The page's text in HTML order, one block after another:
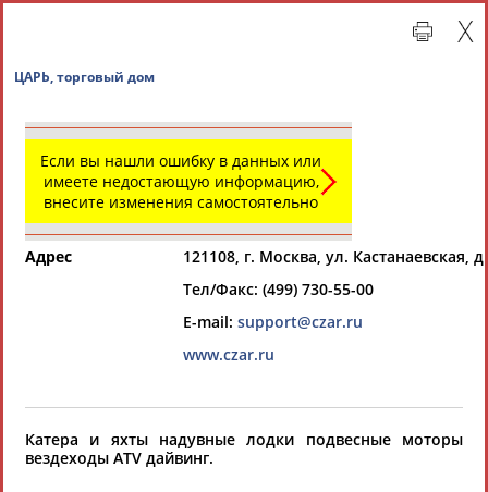
Организации спортивной отрасли
СВОДНЫЕ ИНДЕКСЫ
ТАБЛО АКТИВНОСТИ
Если вы нашли ошибку в данных или
имеете недостающую информацию,
внесите изменения самостоятельно
Адрес
121108, г. Москва, ул. Кастанаевская,
Тел/Факс: (499) 730-55-00
E-mail: support@czar.ru
www.czar.ru
Катера и яхты надувные лодки подвесные моторы
вездеходы ATV дайвинг.